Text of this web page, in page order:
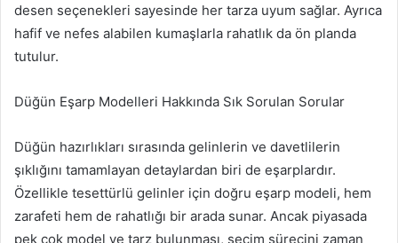
desen seçenekleri sayesinde her tarza uyum sağlar. Ayrıca
hafif ve nefes alabilen kumaşlarla rahatlık da ön planda
tutulur.
Düğün Eşarp Modelleri Hakkında Sık Sorulan Sorular
Düğün hazırlıkları sırasında gelinlerin ve davetlilerin
şıklığını tamamlayan detaylardan biri de eşarplardır.
Özellikle tesettürlü gelinler için doğru eşarp modeli, hem
zarafeti hem de rahatlığı bir arada sunar. Ancak piyasada
pek çok model ve tarz bulunması, seçim sürecini zaman